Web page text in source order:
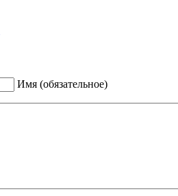
Имя (обязательное)